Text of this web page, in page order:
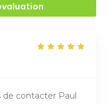
de contacter Paul